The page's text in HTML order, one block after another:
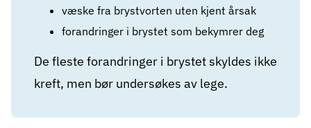
væske fra brystvorten uten kjent årsak
forandringer i brystet som bekymrer deg
De fleste forandringer i brystet skyldes ikke
kreft, men bør undersøkes av lege.